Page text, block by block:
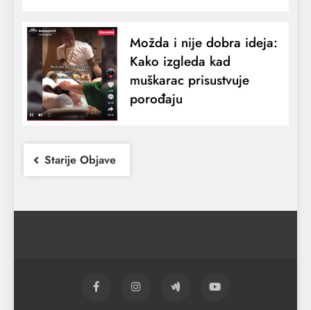
Možda i nije dobra ideja:
Kako izgleda kad
muškarac prisustvuje
porođaju
Starije Objave